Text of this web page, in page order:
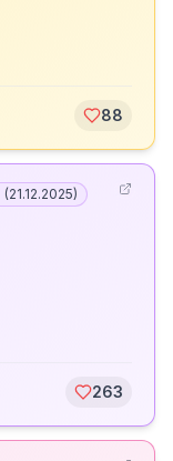
88
(21.12.2025)
263